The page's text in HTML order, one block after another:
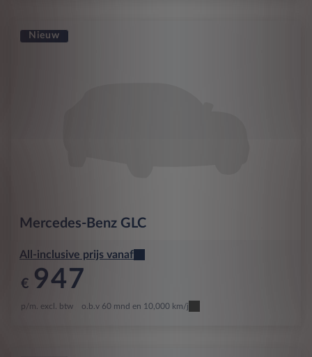
Nieuw
Mercedes-Benz GLC
All-inclusive prijs vanaf
€ 947
p/m. excl. btw o.b.v 60 mnd en 10,000 km/j